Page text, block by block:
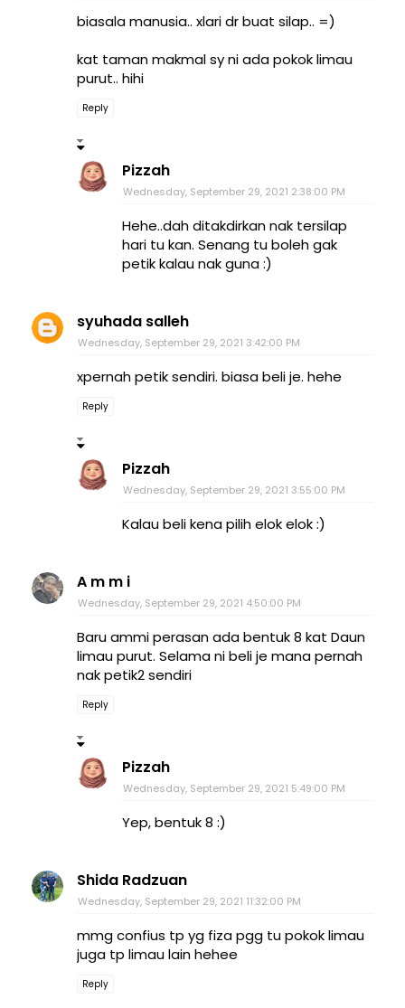
biasala manusia.. xlari dr buat silap.. =)
kat taman makmal sy ni ada pokok limau
purut.. hihi
Reply
Pizzah
Wednesday, September 29, 2021 2:38:00 PM
Hehe..dah ditakdirkan nak tersilap
hari tu kan. Senang tu boleh gak
petik kalau nak guna :)
syuhada salleh
Wednesday, September 29, 2021 3:42:00 PM
xpernah petik sendiri. biasa beli je. hehe
Reply
Pizzah
Wednesday, September 29, 2021 3:55:00 PM
Kalau beli kena pilih elok elok :)
A m m i
Wednesday, September 29, 2021 4:50:00 PM
Baru ammi perasan ada bentuk 8 kat Daun
limau purut. Selama ni beli je mana pernah
nak petik2 sendiri
Reply
Pizzah
Wednesday, September 29, 2021 5:49:00 PM
Yep, bentuk 8 :)
Shida Radzuan
Wednesday, September 29, 2021 11:32:00 PM
mmg confius tp yg fiza pgg tu pokok limau
juga tp limau lain hehee
Reply